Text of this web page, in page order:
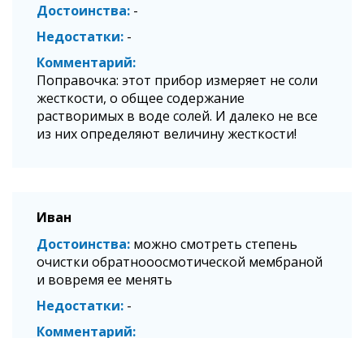
Достоинства -
Недостатки -
Комментарий
Поправочка: этот прибор измеряет не соли
жесткости, о общее содержание
растворимых в воде солей. И далеко не все
из них определяют величину жесткости!
Иван
Достоинства можно смотреть степень
очистки обратнооосмотической мембраной
и вовремя ее менять
Недостатки -
Комментарий